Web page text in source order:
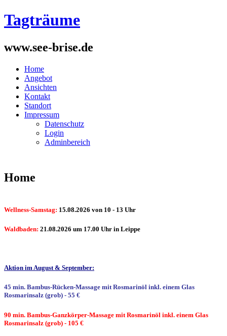
Tagträume
www.see-brise.de
Home
Angebot
Ansichten
Kontakt
Standort
Impressum
Datenschutz
Login
Adminbereich
Home
Wellness-Samstag: 15.08.2026 von 10 - 13 Uhr
Waldbaden: 21.08.2026 um 17.00 Uhr in Leippe
Aktion im August & September:
45 min. Bambus-Rücken-Massage mit Rosmarinöl inkl. einem Glas
Rosmarinsalz (grob) - 55 €
90 min. Bambus-Ganzkörper-Massage mit Rosmarinöl inkl. einem Glas
Rosmarinsalz (grob) - 105 €